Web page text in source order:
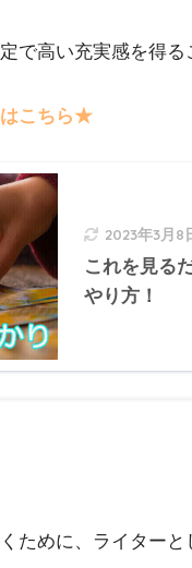
で高い充実感を得る
はこちら★
2023年3月8
これを見る
やり方！
ために、ライター